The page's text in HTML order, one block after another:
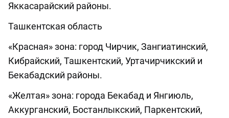
Яккасарайский районы.
Ташкентская область
«Красная» зона: город Чирчик, Зангиатинский,
Кибрайский, Ташкентский, Уртачирчикский и
Бекабадский районы.
«Желтая» зона: города Бекабад и Янгиюль,
Аккурганский, Бостанлыкский, Паркентский,